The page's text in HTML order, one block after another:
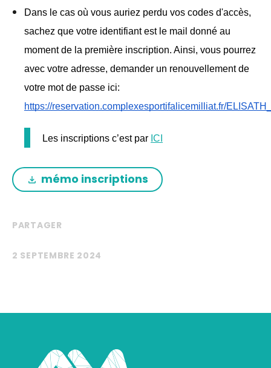
Dans le cas où vous auriez perdu vos codes d'accès,
sachez que votre identifiant est le mail donné au
moment de la première inscription. Ainsi, vous pourrez
avec votre adresse, demander un renouvellement de
https://reservation.complexesportifalicemilliat.fr/
Les inscriptions c’est par ICI
mémo inscriptions
PARTAGER
2 SEPTEMBRE 2024